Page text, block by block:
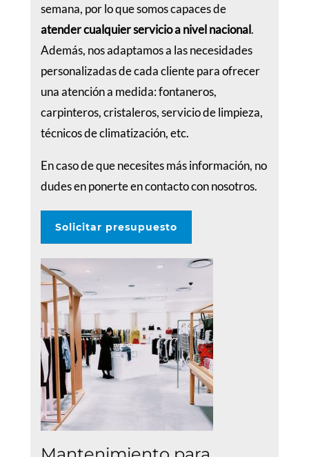
semana, por lo que somos capaces de
atender cualquier servicio a nivel nacional.
Además, nos adaptamos a las necesidades
personalizadas de cada cliente para ofrecer
una atención a medida: fontaneros,
carpinteros, cristaleros, servicio de limpieza,
técnicos de climatización, etc.
En caso de que necesites más información, no
dudes en ponerte en contacto con nosotros.
Solicitar presupuesto